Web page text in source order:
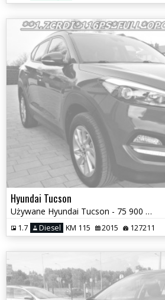
Hyundai Tucson
Używane Hyundai Tucson - 75 900 PLN, 127 211 km - Otomoto
1.7 Diesel KM 115 2015 127211